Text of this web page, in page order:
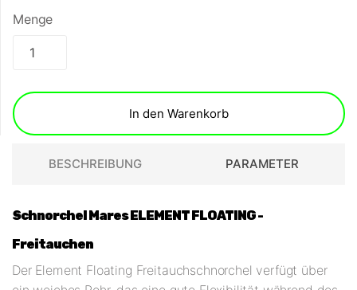
Menge
In den Warenkorb
BESCHREIBUNG PARAMETER
Schnorchel Mares ELEMENT FLOATING -
Freitauchen
Der Element Floating Freitauchschnorchel verfügt über